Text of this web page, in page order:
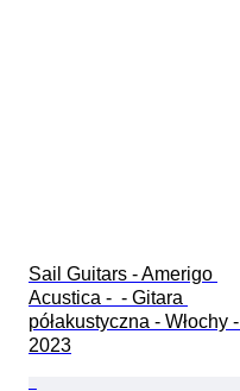
Sail Guitars - Amerigo
Acustica -  - Gitara
półakustyczna - Włochy -
2023